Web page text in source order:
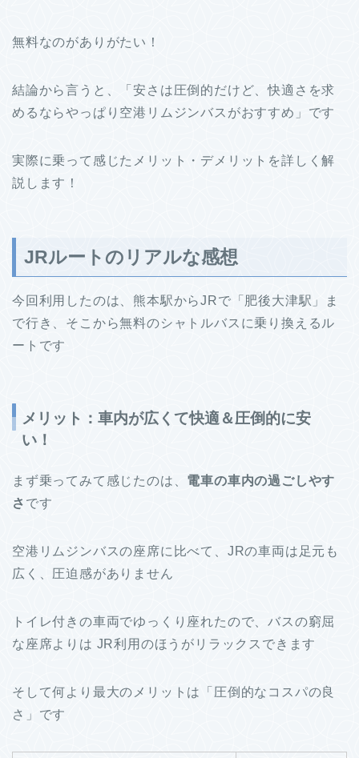
無料なのがありがたい！
結論から言うと、「安さは圧倒的だけど、快適さを求
めるならやっぱり空港リムジンバスがおすすめ」です
実際に乗って感じたメリット・デメリットを詳しく解
説します！
JRルートのリアルな感想
今回利用したのは、熊本駅からJRで「肥後大津駅」ま
で行き、そこから無料のシャトルバスに乗り換えるル
ートです
メリット：車内が広くて快適＆圧倒的に安
い！
まず乗ってみて感じたのは、 電車の車内の過ごしやす
さ です
空港リムジンバスの座席に比べて、JRの車両は足元も
広く、圧迫感がありません
トイレ付きの車両でゆっくり座れたので、バスの窮屈
な座席よりは JR利用のほうがリラックスできます
そして何より最大のメリットは「圧倒的なコスパの良
さ」です